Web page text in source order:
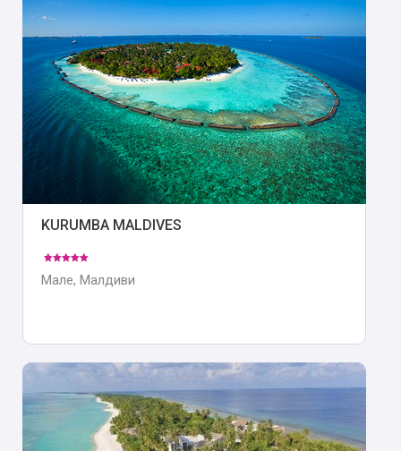
KURUMBA MALDIVES
Мале, Малдиви